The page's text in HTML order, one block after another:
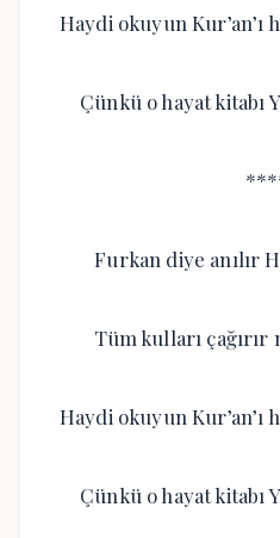
Haydi okuyun Kur’an’ı
Çünkü o hayat kitabı
Furkan diye anılır
Tüm kulları çağırır
Haydi okuyun Kur’an’ı
Çünkü o hayat kitabı